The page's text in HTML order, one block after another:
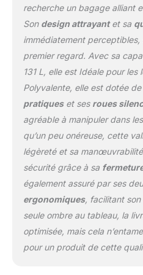
vos
au
recherche un bagage alliant
Son design attrayantet sa
immédiatement perceptibles,
premier regard. Avec sa
131 L, elle est Idéale pour les
Polyvalente, elle est dotée de
pratiqueset ses roues
agréable à manipuler dans
qu’un peu onéreuse, cette
légèreté et sa
sécurité grâce à sa
également assuré par ses
ergonomiques, facilitant son
seule ombre au tableau, la
optimisée, mais cela
pour un produit de cette